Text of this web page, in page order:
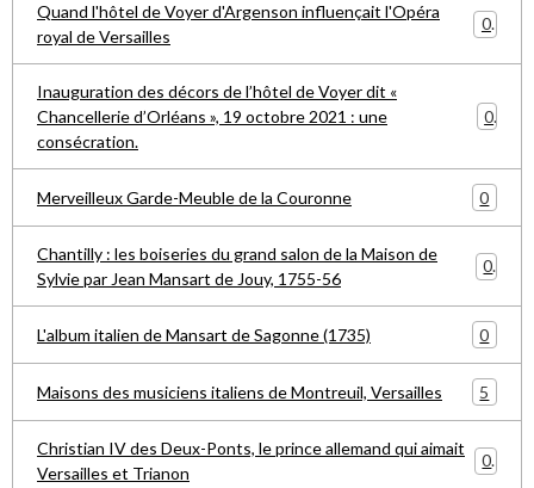
Quand l'hôtel de Voyer d'Argenson influençait l'Opéra
royal de Versailles
0
Inauguration des décors de l’hôtel de Voyer dit «
Chancellerie d’Orléans », 19 octobre 2021 : une
consécration.
0
Merveilleux Garde-Meuble de la Couronne 0
Chantilly : les boiseries du grand salon de la Maison de
Sylvie par Jean Mansart de Jouy, 1755-56
0
L'album italien de Mansart de Sagonne (1735) 0
Maisons des musiciens italiens de Montreuil, Versailles 5
Christian IV des Deux-Ponts, le prince allemand qui aimait
Versailles et Trianon
0